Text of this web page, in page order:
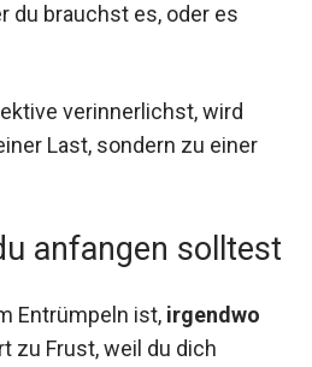
du brauchst es, oder es
verinnerlichst, wird
Last, sondern zu einer
anfangen solltest
Entrümpeln ist, irgendwo
zu Frust, weil du dich